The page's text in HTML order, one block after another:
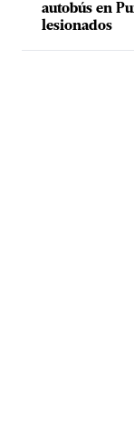
autobús en
lesionados